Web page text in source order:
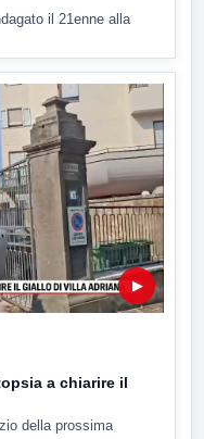
il 21enne alla
▶
a chiarire il
della prossima